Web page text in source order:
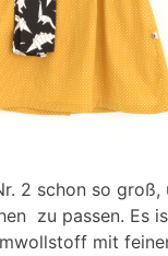
2 schon so groß,
zu passen. Es
mit